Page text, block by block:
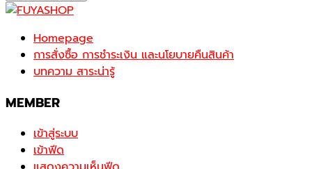
Homepage
การสั่งซื้อ การชำระเงิน และนโยบายคืนสินค้า
บทความ สาระน่ารู้
MEMBER
เข้าสู่ระบบ
เข้าฟีด